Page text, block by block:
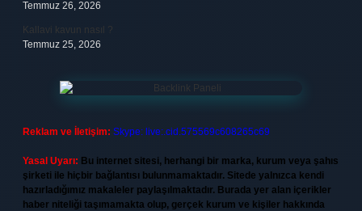
Temmuz 26, 2026
Kallavi kavun nasıl ?
Temmuz 25, 2026
Reklam ve İletişim: Skype: live:.cid.575569c608265c69
Yasal Uyarı: Bu internet sitesi, herhangi bir marka, kurum veya şahıs
şirketi ile hiçbir bağlantısı bulunmamaktadır. Sitede yalnızca kendi
hazırladığımız makaleler paylaşılmaktadır. Burada yer alan içerikler
haber niteliği taşımamakta olup, gerçek kurum ve kişiler hakkında